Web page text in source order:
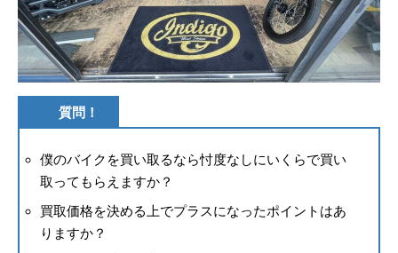
質問！
僕のバイクを買い取るなら忖度なしにいくらで買い
取ってもらえますか？
買取価格を決める上でプラスになったポイントはあ
りますか？